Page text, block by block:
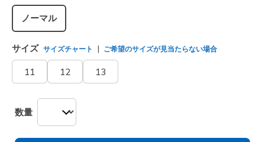
ノーマル
サイズ サイズチャート ご希望のサイズが見当たらない場合
11 12 13
数量